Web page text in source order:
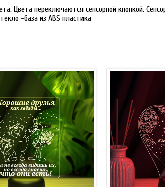
Цвета переключаются сенсорной кнопкой.
-база из ABS пластика